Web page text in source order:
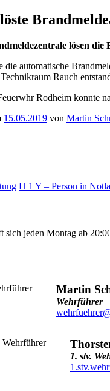
lösen die
automatische
Rauch
Rodheim konnte
15.05.2019 von Martin
H 1 Y – Person in
sich jeden Montag ab
Martin
Wehrführer
1. stv.